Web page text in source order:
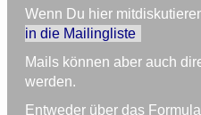
Wenn Du hier
in die Mailingliste
Mails können aber auch
werden.
Entweder über das